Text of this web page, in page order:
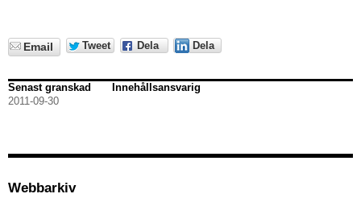
Email Tweet Dela Dela
Senast granskad
2011-09-30
Innehållsansvarig
Webbarkiv